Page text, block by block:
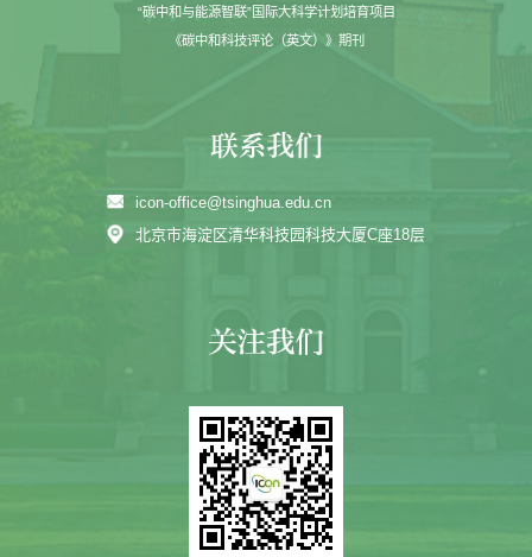
“碳中和与能源智联”国际大科学计划培育项目
《碳中和科技评论（英文）》期刊
icon-office@tsinghua.edu.cn
北京市海淀区清华科技园科技大厦C座18层